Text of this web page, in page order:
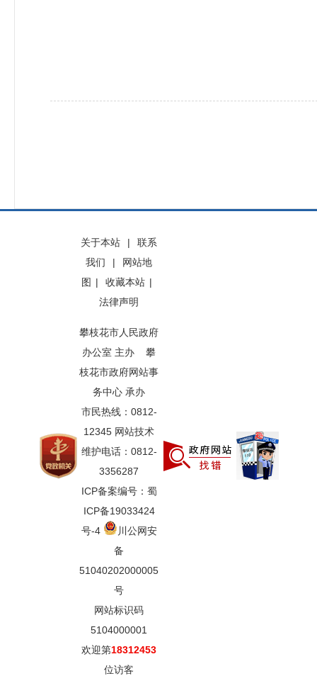
关于本站 |
联系
我们
|
网站地
图 | 收藏本站 |
法律声明
攀枝花市人民政府
办公室 主办 攀
枝花市政府网站事
务中心 承办
市民热线：0812-
12345 网站技术
维护电话：0812-
3356287
ICP备案编号：蜀
ICP备19033424
号-4
川公网安
备
51040202000005
号
网站标识码
5104000001
欢迎第18312453
位访客